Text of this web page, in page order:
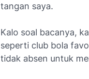
tangan saya.
Kalo soal bacanya,
seperti club bola
tidak absen untuk